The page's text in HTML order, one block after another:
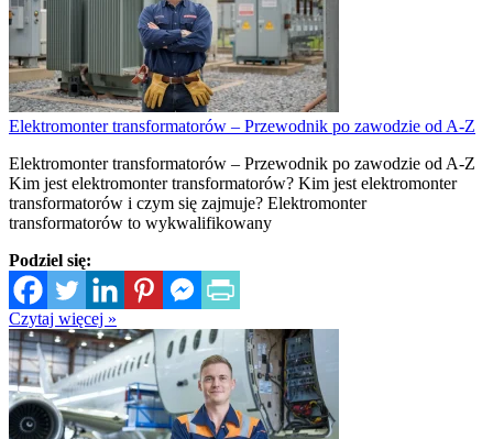
Elektromonter transformatorów – Przewodnik po zawodzie od A-Z
Elektromonter transformatorów – Przewodnik po zawodzie od A-Z
Kim jest elektromonter transformatorów? Kim jest elektromonter
transformatorów i czym się zajmuje? Elektromonter
transformatorów to wykwalifikowany
Podziel się:
Czytaj więcej »